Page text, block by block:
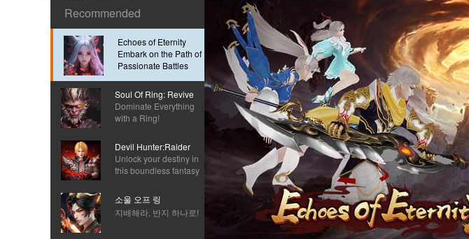
Recommended
Echoes of Eternity
Embark on the Path of
Passionate Battles
Soul Of Ring: Revive
Dominate Everything
with a Ring!
Devil Hunter:Raider
Unlock your destiny in
this boundless fantasy
소울 오프 링
지배해라, 반지 하나로!